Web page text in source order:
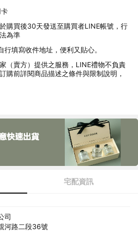
購買後30天發送至購買者LINE帳號，行
為準
填寫收件地址，便利又貼心。
（賣方）提供之服務，LINE禮物不負責
購前詳閱商品描述之條件與限制說明，
宅配資訊
司
河路二段36號